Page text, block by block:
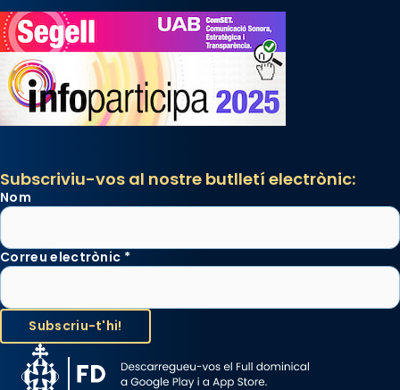
Subscriviu-vos al nostre butlletí electrònic:
Nom
Correu electrònic *